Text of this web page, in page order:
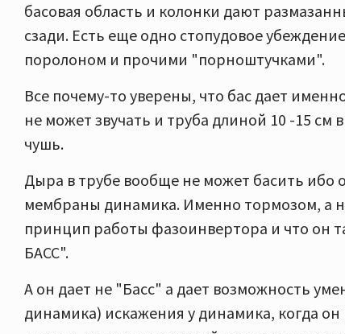
басовая область и колонки дают
сзади. Есть еще одно стопудовое
поролоном и прочими "порноштучками".
Все почему-то уверены, что бас дает
не может звучать и труба длиной 10 -15
чушь.
Дыра в трубе вообще не может басить ибо
мембраны динамика. Именно тормозом, а
принцип работы фазоинвертора и что он
БАСС".
А он дает не "Басс" а дает возможность
динамика) искажения у динамика, когда он